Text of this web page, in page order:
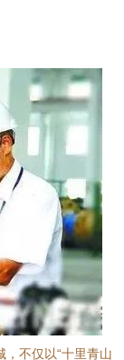
不仅以“十里青山